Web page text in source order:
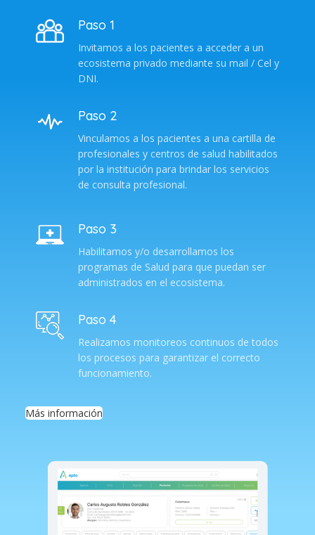
Paso 1
Invitamos a los pacientes a acceder a un
ecosistema privado mediante su mail / Cel y
DNI.
Paso 2
Vinculamos a los pacientes a una cartilla de
profesionales y centros de salud habilitados
por la institución para brindar los servicios
de consulta profesional.
Paso 3
Habilitamos y/o desarrollamos los
programas de Salud para que puedan ser
administrados en el ecosistema.
Paso 4
Realizamos monitoreos continuos de todos
los procesos para garantizar el correcto
funcionamiento.
Más información